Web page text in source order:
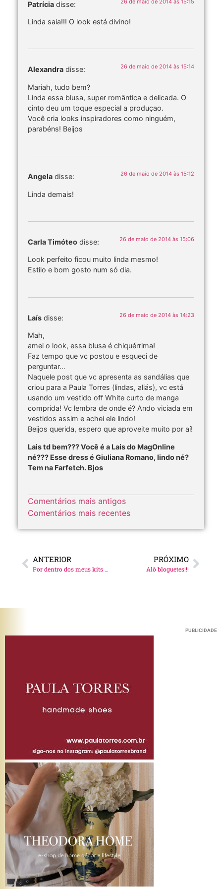
Patrícia disse:
Linda saia!!! O look está divino!
Alexandra disse: 26 de maio de 2014 às 15:14
Mariah, tudo bem?
Linda essa blusa, super romântica e delicada. O
cinto deu um toque especial a produçao.
Você cria looks inspiradores como ninguém,
parabéns! Beijos
Angela disse: 26 de maio de 2014 às 15:12
Linda demais!
Carla Timóteo disse: 26 de maio de 2014 às 15:06
Look perfeito ficou muito linda mesmo!
Estilo e bom gosto num só dia.
Laís disse: 26 de maio de 2014 às 14:23
Mah,
amei o look, essa blusa é chiquérrima!
Faz tempo que vc postou e esqueci de
perguntar…
Naquele post que vc apresenta as sandálias que
criou para a Paula Torres (lindas, aliás), vc está
usando um vestido off White curto de manga
comprida! Vc lembra de onde é? Ando viciada em
vestidos assim e achei ele lindo!
Beijos querida, espero que aproveite muito por aí!
Lais td bem??? Você é a Lais do MagOnline
né??? Esse dress é Giuliana Romano, lindo né?
Tem na Farfetch. Bjos
Comentários mais antigos
Comentários mais recentes
ANTERIOR
Por dentro dos meus kits de beleza!
PRÓXIMO
Alô bloguetes!!!
PUBLICIDADE